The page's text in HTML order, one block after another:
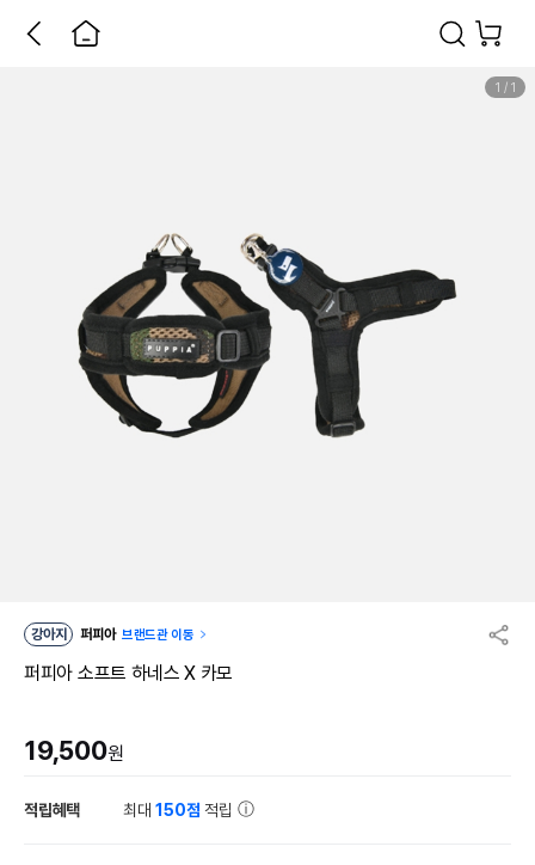
1 / 1
강아지 퍼피아 브랜드관 이동
퍼피아 소프트 하네스 X 카모
19,500원
적립혜택 최대150점 적립